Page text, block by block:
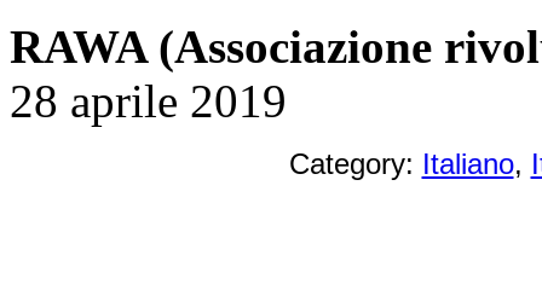
RAWA (Associazione
28 aprile 2019
Category: Italiano,